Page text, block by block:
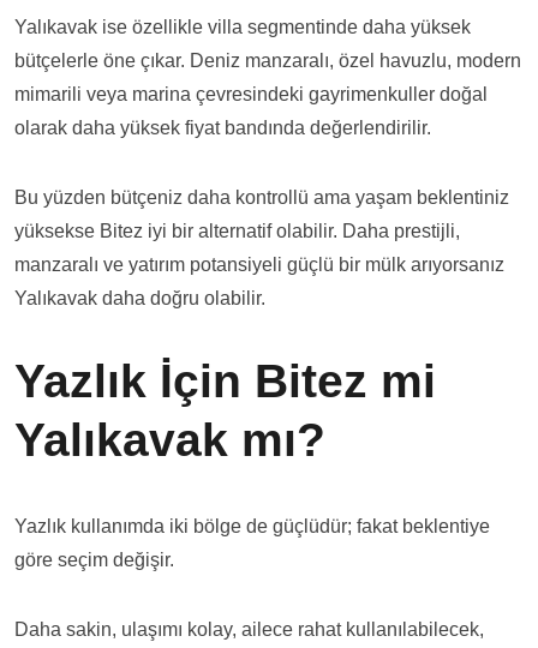
Yalıkavak ise özellikle villa segmentinde daha yüksek
bütçelerle öne çıkar. Deniz manzaralı, özel havuzlu, modern
mimarili veya marina çevresindeki gayrimenkuller doğal
olarak daha yüksek fiyat bandında değerlendirilir.
Bu yüzden bütçeniz daha kontrollü ama yaşam beklentiniz
yüksekse Bitez iyi bir alternatif olabilir. Daha prestijli,
manzaralı ve yatırım potansiyeli güçlü bir mülk arıyorsanız
Yalıkavak daha doğru olabilir.
Yazlık İçin Bitez mi
Yalıkavak mı?
Yazlık kullanımda iki bölge de güçlüdür; fakat beklentiye
göre seçim değişir.
Daha sakin, ulaşımı kolay, ailece rahat kullanılabilecek,